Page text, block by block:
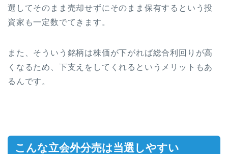
選してそのまま売却せずにそのまま保有するという投
資家も一定数でてきます。
また、そういう銘柄は株価が下がれば総合利回りが高
くなるため、下支えをしてくれるというメリットもあ
るんです。
こんな立会外分売は当選しやすい